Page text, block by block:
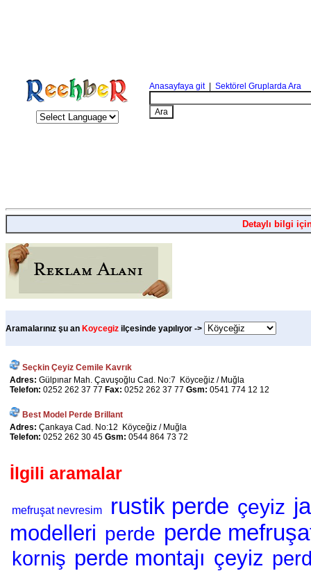
Anasayfaya git| Sektörel Gruplarda Ara
Detaylı bilgi
Aramalarınız şu an Koycegiz ilçesinde yapılıyor ->
Seçkin Çeyiz Cemile Kavrık
Adres: Gülpınar Mah. Çavuşoğlu Cad. No:7 Köyceğiz / Muğla
Telefon: 0252 262 37 77 Fax: 0252 262 37 77 Gsm: 0541 774 12 12
Best Model Perde Brillant
Adres: Çankaya Cad. No:12 Köyceğiz / Muğla
Telefon: 0252 262 30 45 Gsm: 0544 864 73 72
İlgili aramalar
mefruşat nevresim rustik perde çeyiz
modelleri perde perde
korniş perde montajı çeyiz